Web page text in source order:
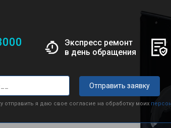
Экспресс ремонт
в день обращения
Отправить заявку
отправить я даю свое согласие на обработку моих